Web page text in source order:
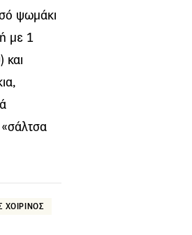
ψωμάκι
με 1
και
ΧΟΙΡΙΝΟΣ